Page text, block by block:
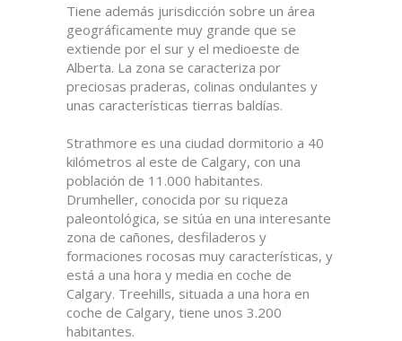
Tiene además jurisdicción sobre un área
geográficamente muy grande que se
extiende por el sur y el medioeste de
Alberta. La zona se caracteriza por
preciosas praderas, colinas ondulantes y
unas características tierras baldías.
Strathmore es una ciudad dormitorio a 40
kilómetros al este de Calgary, con una
población de 11.000 habitantes.
Drumheller, conocida por su riqueza
paleontológica, se sitúa en una interesante
zona de cañones, desfiladeros y
formaciones rocosas muy características, y
está a una hora y media en coche de
Calgary. Treehills, situada a una hora en
coche de Calgary, tiene unos 3.200
habitantes.